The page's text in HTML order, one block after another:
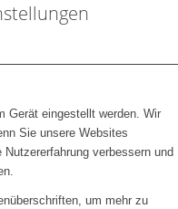
Gerät eingestellt werden. Wir
Sie unsere Websites
verbessern und
um mehr zu